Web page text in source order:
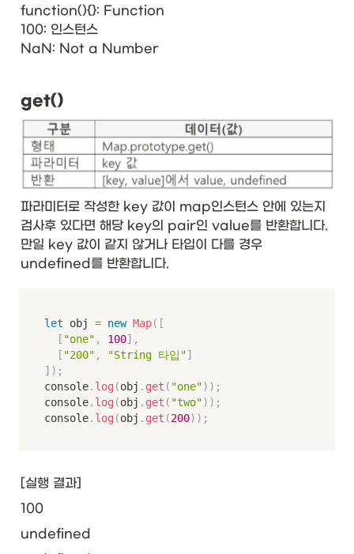
function(){}: Function
100: 인스턴스
NaN: Not a Number
get()
파라미터로 작성한 key 값이 map인스턴스 안에 있는지
검사후 있다면 해당 key의 pair인 value를 반환합니다.
만일 key 값이 같지 않거나 타입이 다를 경우
undefined를 반환합니다.
let obj = new Map( [
[ "one" , 100] ,
[ "200" , "String 타입"]
] ) ;
console. log (obj . get ( "one") ) ;
console. log (obj . get ( "two") ) ;
console. log (obj . get (200) ) ;
[실행 결과]
100
undefined